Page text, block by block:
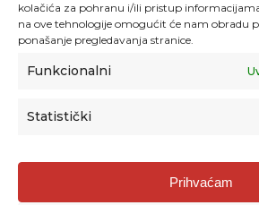
kolačića za pohranu i/ili pristup
na ove tehnologije omogućit će nam obradu
ponašanje pregledavanja stranice.
Funkcionalni
Statistički
Prihvaćam
Agencija za odgoj i obrazovanje
Donje Svetice 38, 10000 Zagreb